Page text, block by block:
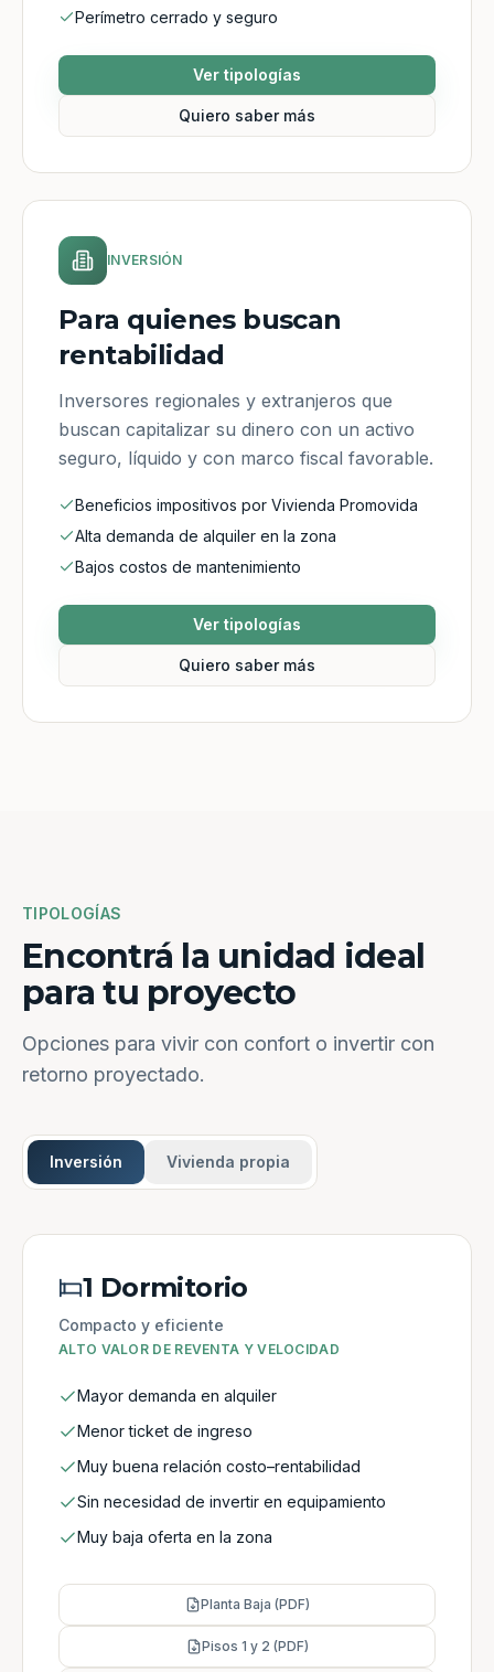
Perímetro cerrado y seguro
Ver tipologías
Quiero saber más
INVERSIÓN
Para quienes buscan
rentabilidad
Inversores regionales y extranjeros que
buscan capitalizar su dinero con un activo
seguro, líquido y con marco fiscal favorable.
Beneficios impositivos por Vivienda Promovida
Alta demanda de alquiler en la zona
Bajos costos de mantenimiento
Ver tipologías
Quiero saber más
TIPOLOGÍAS
Encontrá la unidad ideal
para tu proyecto
Opciones para vivir con confort o invertir con
retorno proyectado.
Inversión Vivienda propia
1 Dormitorio
Compacto y eficiente
ALTO VALOR DE REVENTA Y VELOCIDAD
Mayor demanda en alquiler
Menor ticket de ingreso
Muy buena relación costo–rentabilidad
Sin necesidad de invertir en equipamiento
Muy baja oferta en la zona
Planta Baja (PDF)
Pisos 1 y 2 (PDF)